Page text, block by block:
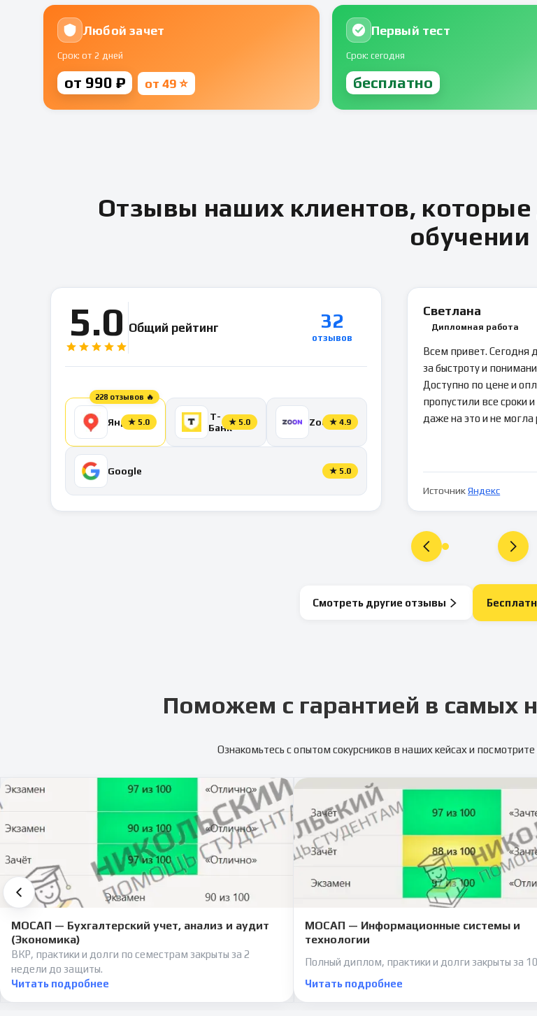
Любой зачет
Срок: от 2 дней
от 990 ₽ от 49 ⭐
Первый тест
Срок: сегодня
бесплатно
Отзывы наших клиентов,
обучении
5.0 Общий рейтинг 32
отзывов
228 отзывов 🔥
Яндекс
★ 5.0
Т-
Банк★ 5.0 Zoon★4.9
Google ★ 5.0
Светлана
Дипломная работа
Всем привет. Сегодня
за быстроту и
Доступно по цене и
пропустили все сроки
даже на это и не могла
Источник Яндекс
Смотреть другие отзывы
Поможем с гарантией в самых
Ознакомьтесь с опытом сокурсников в наших кейсах и
МОСАП — Бухгалтерский учет, анализ и аудит
(Экономика)
ВКР, практики и долги по семестрам закрыты за 2
недели до защиты.
Читать подробнее
МОСАП — Информационные системы и
технологии
Полный диплом, практики и долги закрыты за
Читать подробнее